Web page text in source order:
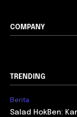
COMPANY
TRENDING
Berita
Salad HokBen: